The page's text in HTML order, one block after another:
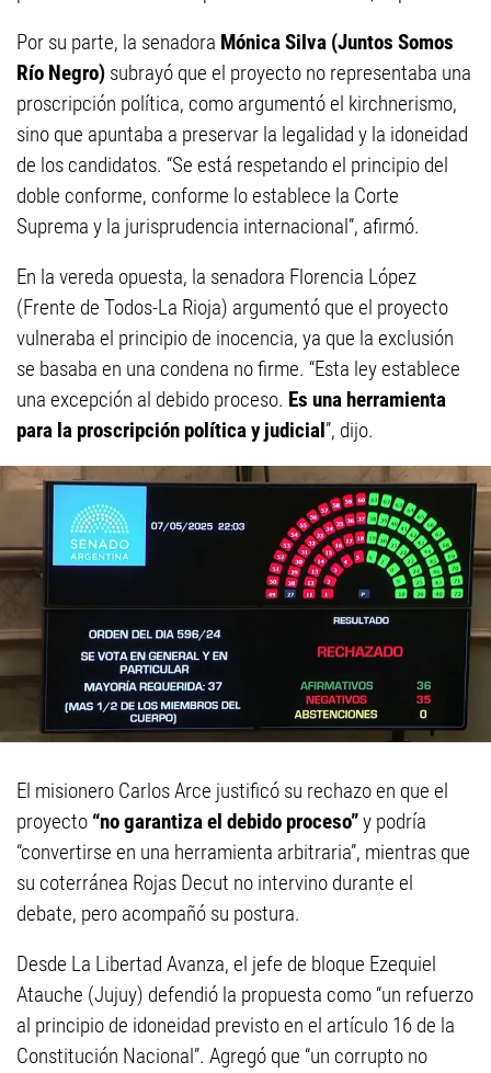
Por su parte, la senadora Mónica Silva (Juntos Somos
Río Negro) subrayó que el proyecto no representaba una
proscripción política, como argumentó el kirchnerismo,
sino que apuntaba a preservar la legalidad y la idoneidad
de los candidatos. “Se está respetando el principio del
doble conforme, conforme lo establece la Corte
Suprema y la jurisprudencia internacional”, afirmó.
En la vereda opuesta, la senadora Florencia López
(Frente de Todos-La Rioja) argumentó que el proyecto
vulneraba el principio de inocencia, ya que la exclusión
se basaba en una condena no firme. “Esta ley establece
una excepción al debido proceso. Es una herramienta
para la proscripción política y judicial”, dijo.
El misionero Carlos Arce justificó su rechazo en que el
proyecto “no garantiza el debido proceso”y podría
“convertirse en una herramienta arbitraria”, mientras que
su coterránea Rojas Decut no intervino durante el
debate, pero acompañó su postura.
Desde La Libertad Avanza, el jefe de bloque Ezequiel
Atauche (Jujuy) defendió la propuesta como “un refuerzo
al principio de idoneidad previsto en el artículo 16 de la
Constitución Nacional”. Agregó que “un corrupto no